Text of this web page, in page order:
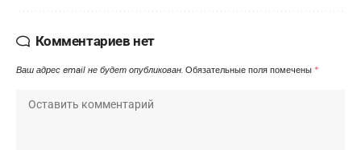
Комментариев нет
Ваш адрес email не будет опубликован. Обязательные поля помечены *